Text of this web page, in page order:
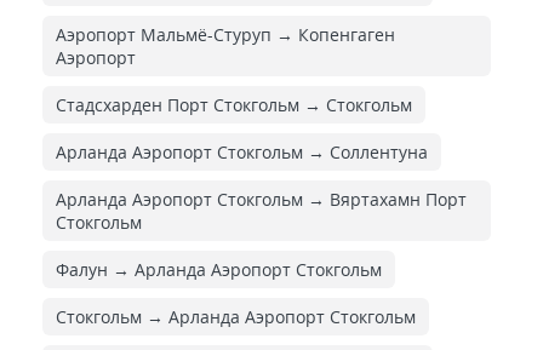
Аэропорт Мальмё-Стуруп → Копенгаген
Аэропорт
Стадсхарден Порт Стокгольм → Стокгольм
Арланда Аэропорт Стокгольм → Соллентуна
Арланда Аэропорт Стокгольм → Вяртахамн Порт
Стокгольм
Фалун → Арланда Аэропорт Стокгольм
Стокгольм → Арланда Аэропорт Стокгольм